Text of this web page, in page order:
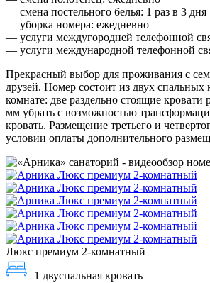
— смена постельного белья: 1 раз в 3 дня
— уборка номера: ежедневно
— услуги междугородней телефонной
— услуги международной телефонной
Прекрасный выбор для проживания с
друзей. Номер состоит из двух спальных
комнате: две раздельно стоящие кровати
мм убрать с возможностью
кровать. Размещение третьего и
условии оплаты дополнительного
Люкс премиум 2-комнатный
1 двуспальная кровать